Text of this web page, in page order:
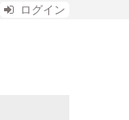
ログイン